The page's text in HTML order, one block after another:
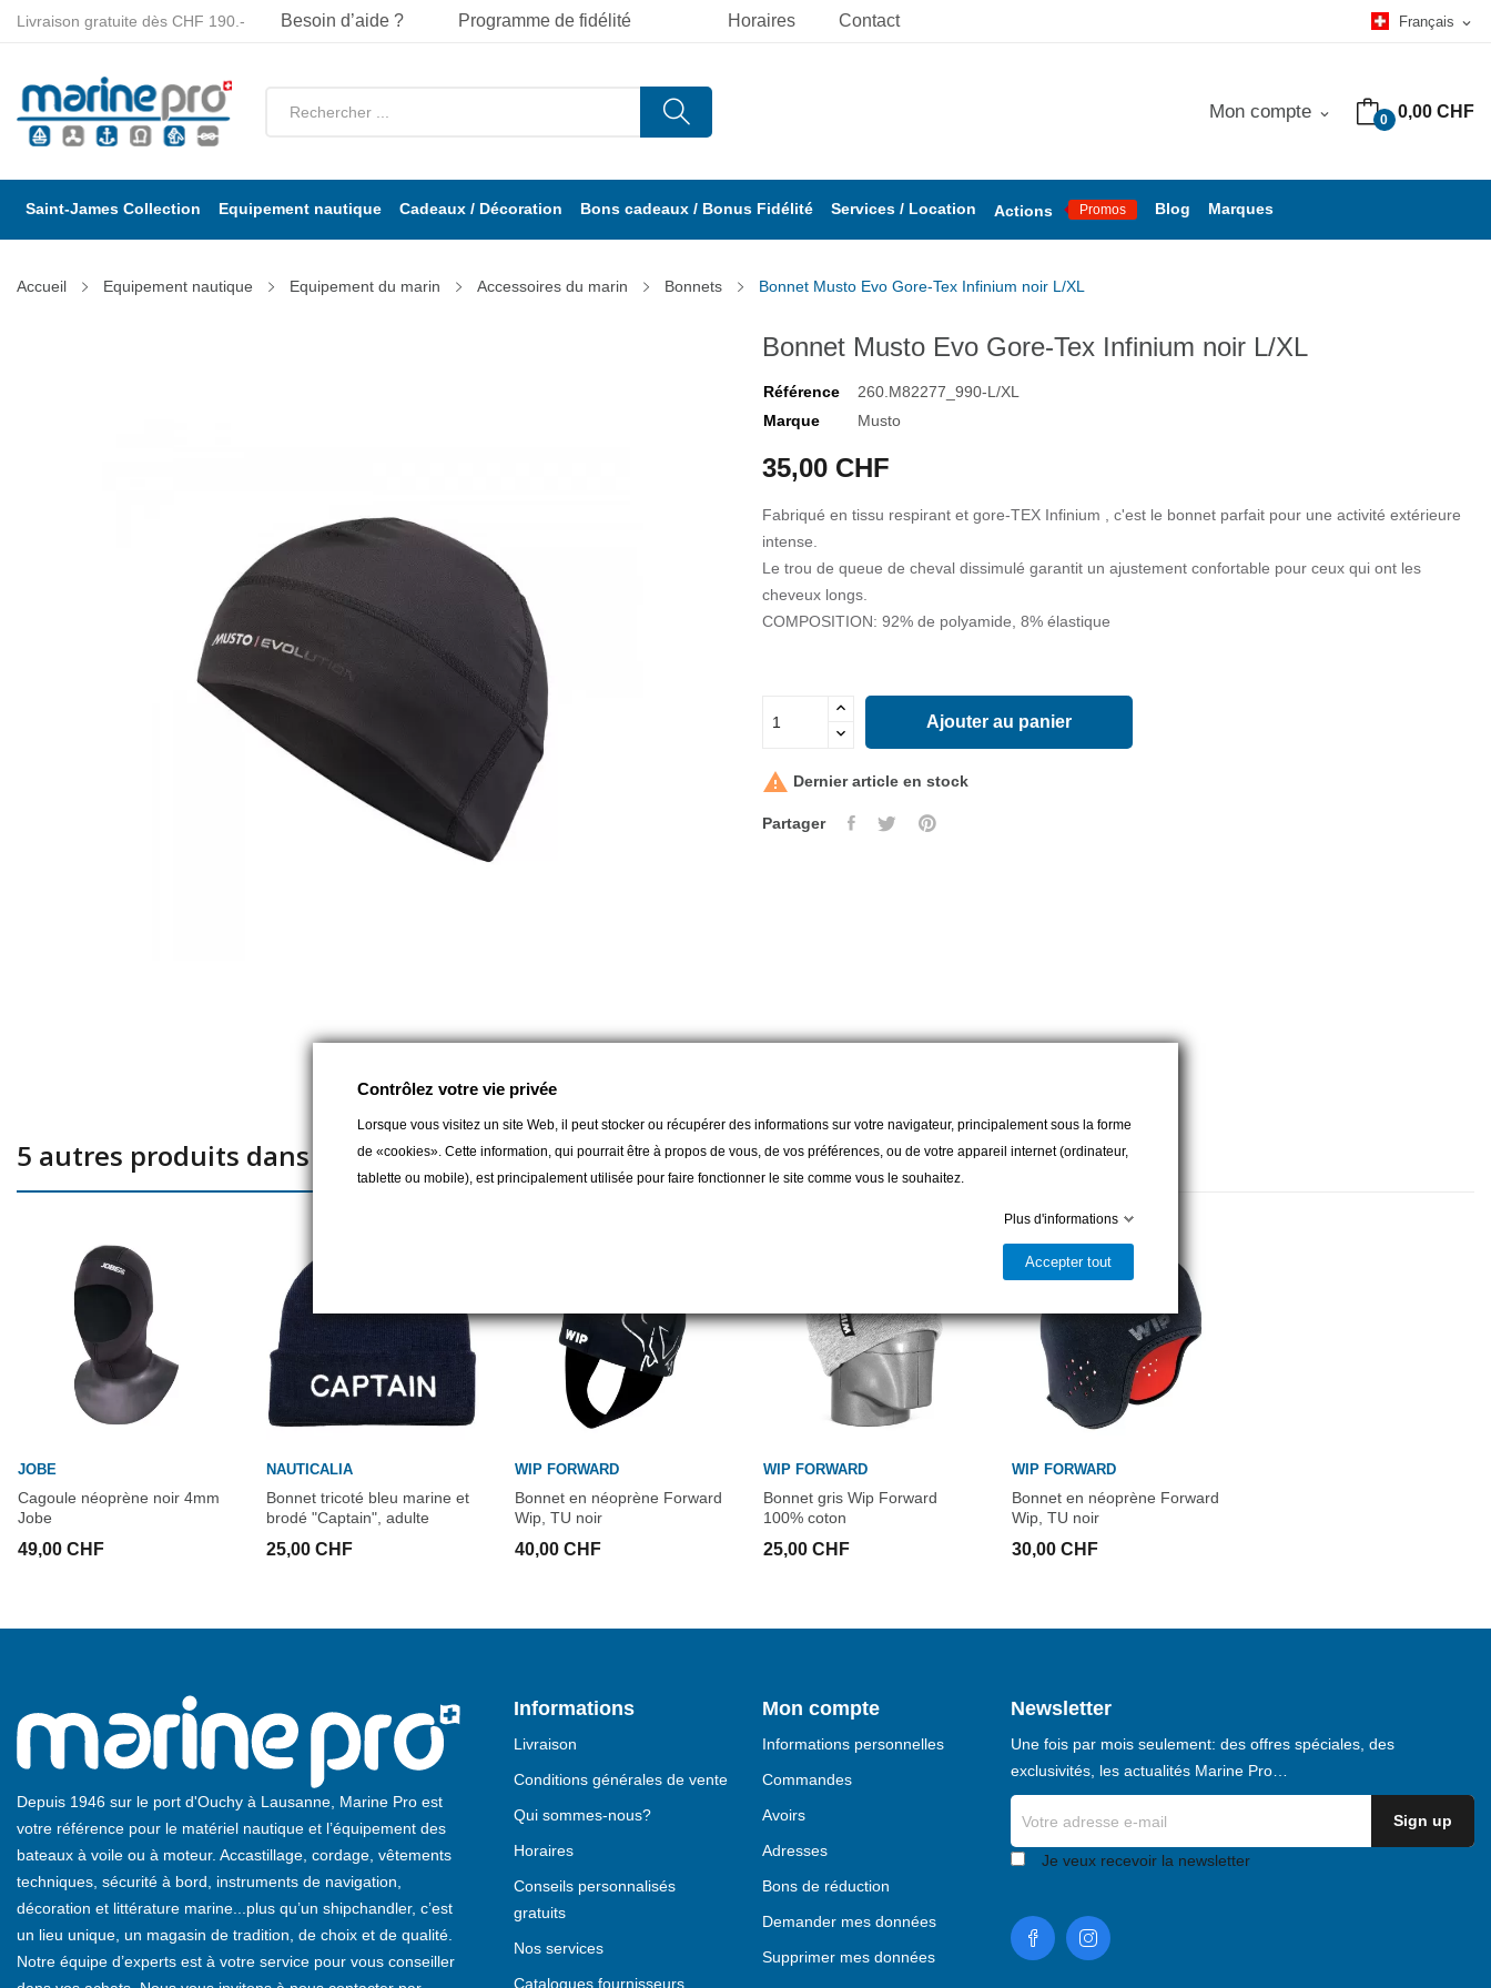
Horaires Contact Français expand_more
Livraison gratuite dès CHF 190.- Besoin d’aide ? Programme de fidélité
0 0,00 CHF
Mon compte expand_more
Saint-James Collection Equipement nautique Cadeaux / Décoration Bons cadeaux / Bonus Fidélité Services / Location Actions Promos Blog Marques
Accueil Equipement nautique Equipement du marin Accessoires du marin Bonnets Bonnet Musto Evo Gore-Tex Infinium noir L/XL
Bonnet Musto Evo Gore-Tex Infinium noir L/XL
Référence
260.M82277_990-L/XL
Marque
Musto
35,00 CHF
Fabriqué en tissu respirant et gore-TEX Infinium , c'est le bonnet parfait pour une activité extérieure
intense.
Le trou de queue de cheval dissimulé garantit un ajustement confortable pour ceux qui ont les
cheveux longs.
COMPOSITION: 92% de polyamide, 8% élastique
Ajouter au panier
 Dernier article en stock
Partager
5 autres produits dans la même catégorie :
JOBE
Cagoule néoprène noir 4mm
Jobe
49,00 CHF
NAUTICALIA
Bonnet tricoté bleu marine et
brodé "Captain", adulte
25,00 CHF
WIP FORWARD
Bonnet en néoprène Forward
Wip, TU noir
40,00 CHF
WIP FORWARD
Bonnet gris Wip Forward
100% coton
25,00 CHF
WIP FORWARD
Bonnet en néoprène Forward
Wip, TU noir
30,00 CHF
Depuis 1946 sur le port d'Ouchy à Lausanne, Marine Pro est
votre référence pour le matériel nautique et l’équipement des
bateaux à voile ou à moteur. Accastillage, cordage, vêtements
techniques, sécurité à bord, instruments de navigation,
décoration et littérature marine...plus qu’un shipchandler, c’est
un lieu unique, un magasin de tradition, de choix et de qualité.
Notre équipe d’experts est à votre service pour vous conseiller
Informations
Livraison
Conditions générales de vente
Qui sommes-nous?
Horaires
Conseils personnalisés
gratuits
Nos services
Catalogues fournisseurs
Mon compte
Informations personnelles
Commandes
Avoirs
Adresses
Bons de réduction
Demander mes données
Supprimer mes données
Newsletter
Une fois par mois seulement: des offres spéciales, des
exclusivités, les actualités Marine Pro…
Je veux recevoir la newsletter
Contrôlez votre vie privée
Lorsque vous visitez un site Web, il peut stocker ou récupérer des informations sur votre navigateur, principalement sous la forme
de «cookies». Cette information, qui pourrait être à propos de vous, de vos préférences, ou de votre appareil internet (ordinateur,
tablette ou mobile), est principalement utilisée pour faire fonctionner le site comme vous le souhaitez.
Plus d'informations
Accepter tout